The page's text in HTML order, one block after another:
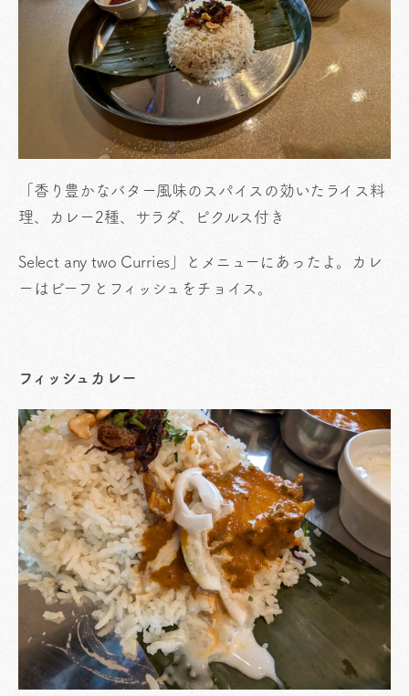
「香り豊かなバター風味のスパイスの効いたライス料
理、カレー2種、サラダ、ピクルス付き
Select any two Curries」とメニューにあったよ。カレ
ーはビーフとフィッシュをチョイス。
フィッシュカレー